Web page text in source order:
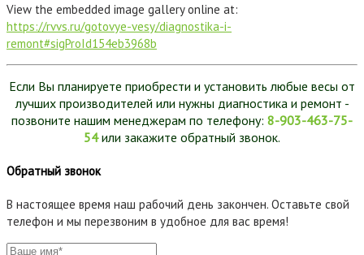
View the embedded image gallery online at:
https://rvvs.ru/gotovye-vesy/diagnostika-i-
remont#sigProId154eb3968b
Если Вы планируете приобрести и установить любые весы от
лучших производителей или нужны диагностика и ремонт -
позвоните нашим менеджерам по телефону: 8-903-463-75-
54 или закажите обратный звонок.
Обратный звонок
В настоящее время наш рабочий день закончен. Оставьте свой
телефон и мы перезвоним в удобное для вас время!